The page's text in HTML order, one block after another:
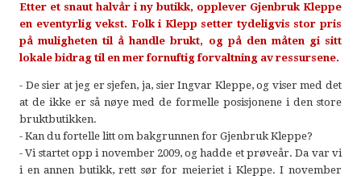
Etter et snaut halvår i ny butikk, opplever Gjenbruk Kleppe
en eventyrlig vekst. Folk i Klepp setter tydeligvis stor pris
på muligheten til å handle brukt, og på den måten gi sitt
lokale bidrag til en mer fornuftig forvaltning av ressursene.
- De sier at jeg er sjefen, ja, sier Ingvar Kleppe, og viser med det
at de ikke er så nøye med de formelle posisjonene i den store
bruktbutikken.
- Kan du fortelle litt om bakgrunnen for Gjenbruk Kleppe?
- Vi startet opp i november 2009, og hadde et prøveår. Da var vi
i en annen butikk, rett sør for meieriet i Kleppe. I november